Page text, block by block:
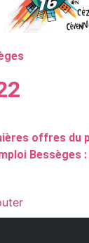
offres du
Bessèges